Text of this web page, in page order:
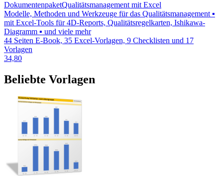
DokumentenpaketQualitätsmanagement mit Excel
Modelle, Methoden und Werkzeuge für das Qualitätsmanagement ▪
mit Excel-Tools für 4D-Reports, Qualitätsregelkarten, Ishikawa-
Diagramm ▪ und viele mehr
44 Seiten E-Book, 35 Excel-Vorlagen, 9 Checklisten und 17
Vorlagen
34,80
Beliebte Vorlagen